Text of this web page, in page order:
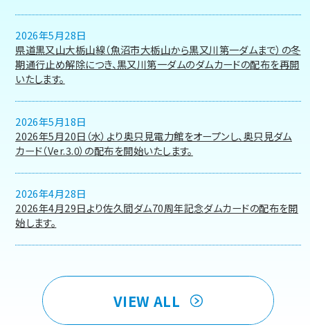
2026年5月28日
県道黒又山大栃山線（魚沼市大栃山から黒又川第一ダムまで）の冬
期通行止め解除につき、黒又川第一ダムのダムカードの配布を再開
いたします。
2026年5月18日
2026年5月20日（水）より奥只見電力館をオープンし、奥只見ダム
カード（Ver.3.0）の配布を開始いたします。
2026年4月28日
2026年4月29日より佐久間ダム70周年記念ダムカードの配布を開
始します。
VIEW ALL